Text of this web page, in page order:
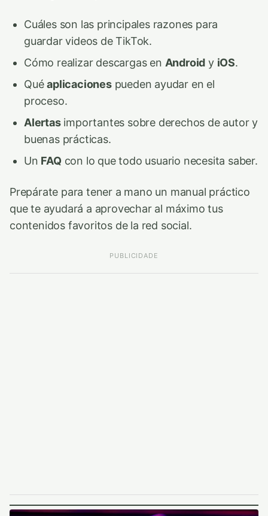
Cuáles son las principales razones para
guardar videos de TikTok.
Cómo realizar descargas en Android y iOS.
Quéaplicacionespueden ayudar en el
proceso.
Alertasimportantes sobre derechos de autor y
buenas prácticas.
Un FAQcon lo que todo usuario necesita saber.
Prepárate para tener a mano un manual práctico
que te ayudará a aprovechar al máximo tus
contenidos favoritos de la red social.
PUBLICIDADE